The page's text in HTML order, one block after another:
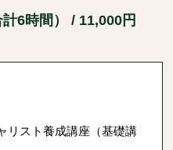
6時間） / 11,000円
リスト養成講座（基礎講